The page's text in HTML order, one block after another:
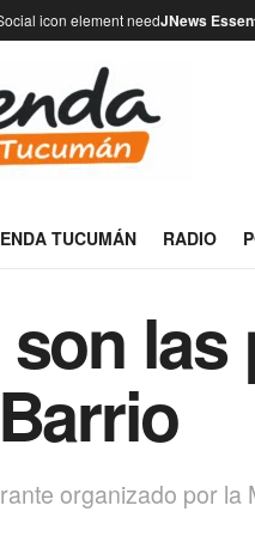
icon element needJNews
TUCUMÁN RADIO
organizado por